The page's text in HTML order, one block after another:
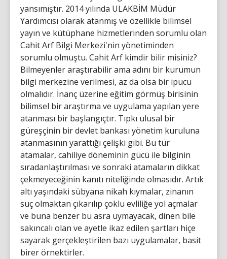
yansımıştır. 2014 yılında ULAKBİM Müdür
Yardımcısı olarak atanmış ve özellikle bilimsel
yayın ve kütüphane hizmetlerinden sorumlu olan
Cahit Arf Bilgi Merkezi'nin yönetiminden
sorumlu olmuştu. Cahit Arf kimdir bilir misiniz?
Bilmeyenler araştırabilir ama adını bir kurumun
bilgi merkezine verilmesi, az da olsa bir ipucu
olmalıdır. İnanç üzerine eğitim görmüş birisinin
bilimsel bir araştırma ve uygulama yapılan yere
atanması bir başlangıçtır. Tıpkı ulusal bir
güreşçinin bir devlet bankası yönetim kuruluna
atanmasının yarattığı çelişki gibi. Bu tür
atamalar, cahiliye döneminin gücü ile bilginin
sıradanlaştırılması ve sonraki atamaların dikkat
çekmeyeceğinin kanıtı niteliğinde olmasıdır. Artık
altı yaşındaki sübyana nikah kıymalar, zinanın
suç olmaktan çıkarılıp çoklu evliliğe yol açmalar
ve buna benzer bu asra uymayacak, dinen bile
sakıncalı olan ve ayetle ikaz edilen şartları hiçe
sayarak gerçekleştirilen bazı uygulamalar, basit
birer örnektirler.